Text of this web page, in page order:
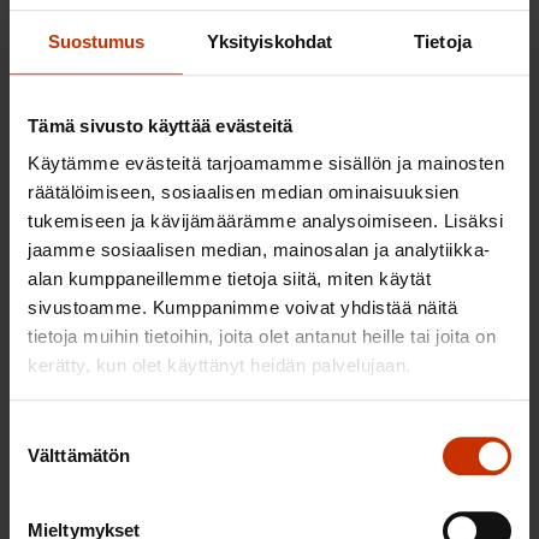
Suostumus Yksityiskohdat Tietoja
Tämä sivusto käyttää evästeitä
Käytämme evästeitä tarjoamamme sisällön ja mainosten
räätälöimiseen, sosiaalisen median ominaisuuksien
tukemiseen ja kävijämäärämme analysoimiseen. Lisäksi
jaamme sosiaalisen median, mainosalan ja analytiikka-
alan kumppaneillemme tietoja siitä, miten käytät
sivustoamme. Kumppanimme voivat yhdistää näitä
tietoja muihin tietoihin, joita olet antanut heille tai joita on
kerätty, kun olet käyttänyt heidän palvelujaan.
valinta
Välttämätön
Mieltymykset
1.8.2026
2027